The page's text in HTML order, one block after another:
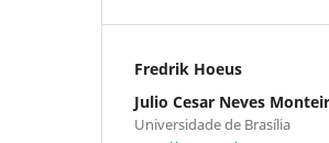
Fredrik Hoeus
Julio Cesar Neves
Universidade de Brasília